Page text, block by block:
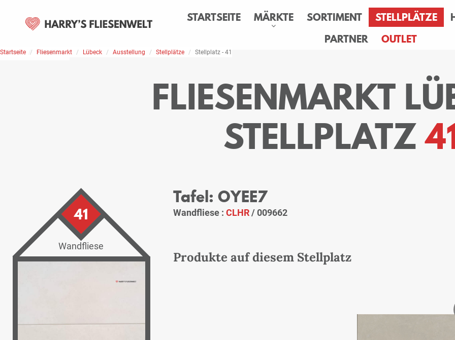
STARTSEITE MÄRKTE SORTIMENT STELLPLÄTZE
PARTNER
OUTLET
Home Stellplätze
Startseite Fliesenmarkt Lübeck Ausstellung Stellplätze Stellplatz - 41
FLIESENMARKT
STELLPLATZ
41
Wandfliese
Tafel: OYEE7
Wandfliese : CLHR/ 009662
Produkte auf diesem Stellplatz